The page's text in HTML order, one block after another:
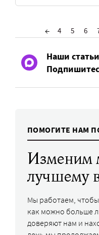
← 4 5 6
Наши
ПОМОГИТЕ НАМ
Изменим
лучшему
Мы работаем,
как можно больше
доверяют нам и